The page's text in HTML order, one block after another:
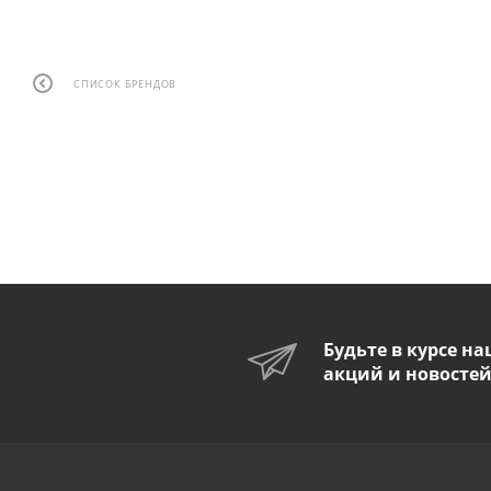
СПИСОК БРЕНДОВ
Будьте в курсе
акций и новостей